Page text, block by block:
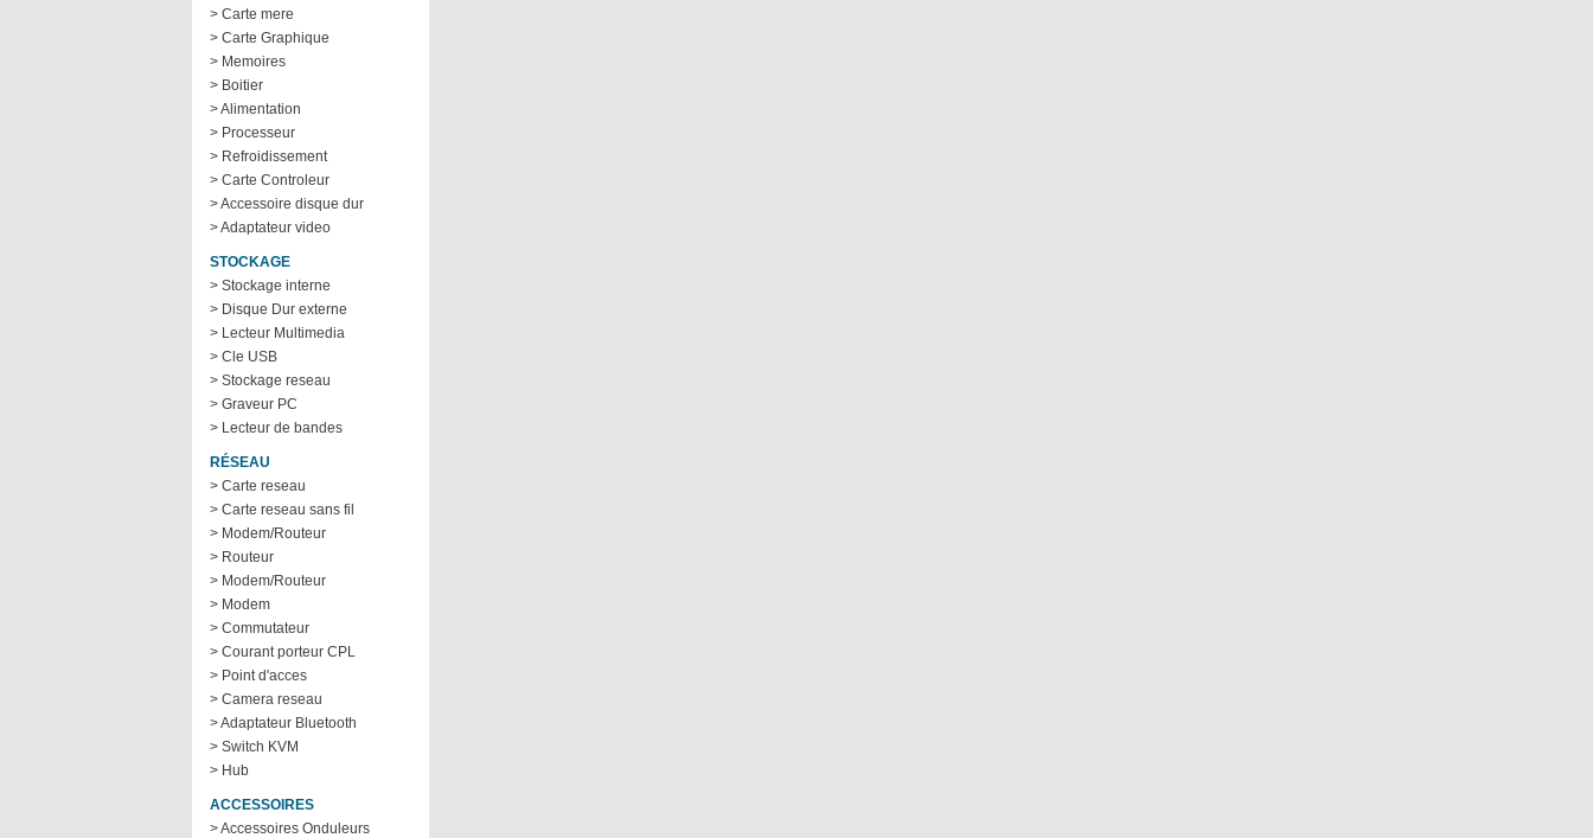
> Carte mere
> Carte Graphique
> Memoires
> Boitier
> Alimentation
> Processeur
> Refroidissement
> Carte Controleur
> Accessoire disque dur
> Adaptateur video
STOCKAGE
> Stockage interne
> Disque Dur externe
> Lecteur Multimedia
> Cle USB
> Stockage reseau
> Graveur PC
> Lecteur de bandes
RÉSEAU
> Carte reseau
> Carte reseau sans fil
> Modem/Routeur
> Routeur
> Modem/Routeur
> Modem
> Commutateur
> Courant porteur CPL
> Point d'acces
> Camera reseau
> Adaptateur Bluetooth
> Switch KVM
> Hub
ACCESSOIRES
> Accessoires Onduleurs